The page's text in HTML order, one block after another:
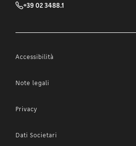
+39 02 3488.1
Accessibilità
Note legali
Privacy
Dati Societari